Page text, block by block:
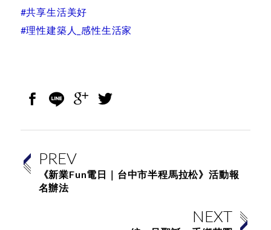
#共享生活美好
#理性建築人_感性生活家
PREV
《新業Fun電日｜台中市半程馬拉松》活動報
名辦法
NEXT